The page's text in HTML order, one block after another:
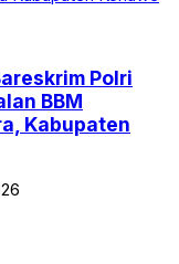
Polri
BBM
Kabupaten